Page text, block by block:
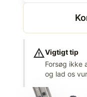
warningVigtigt tip
Forsøg ikke
og lad os